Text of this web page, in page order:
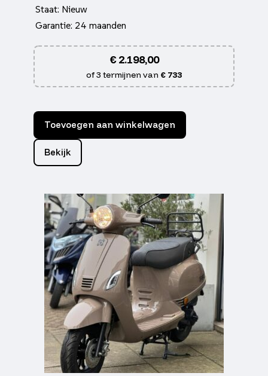
Staat: Nieuw
Garantie: 24 maanden
€2.198,00
of 3 termijnen van € 733
Toevoegen aan winkelwagen
Bekijk